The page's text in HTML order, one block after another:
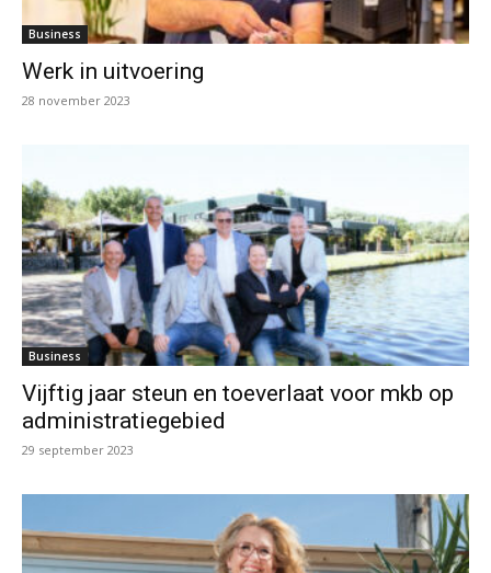
Business
Werk in uitvoering
28 november 2023
Business
Vijftig jaar steun en toeverlaat voor mkb op
administratiegebied
29 september 2023